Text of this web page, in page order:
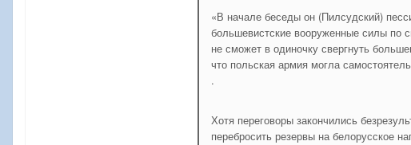
«В начале беседы он (Пилсудский)
большевистские вооруженные силы по
не сможет в одиночку свергнуть
что польская армия могла
.
Хотя переговоры закончились
перебросить резервы на белорусское